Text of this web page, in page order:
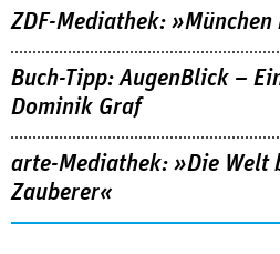
ZDF-Mediathek: »München
Buch-Tipp: AugenBlick –
Dominik Graf
arte-Mediathek: »Die Welt
Zauberer«